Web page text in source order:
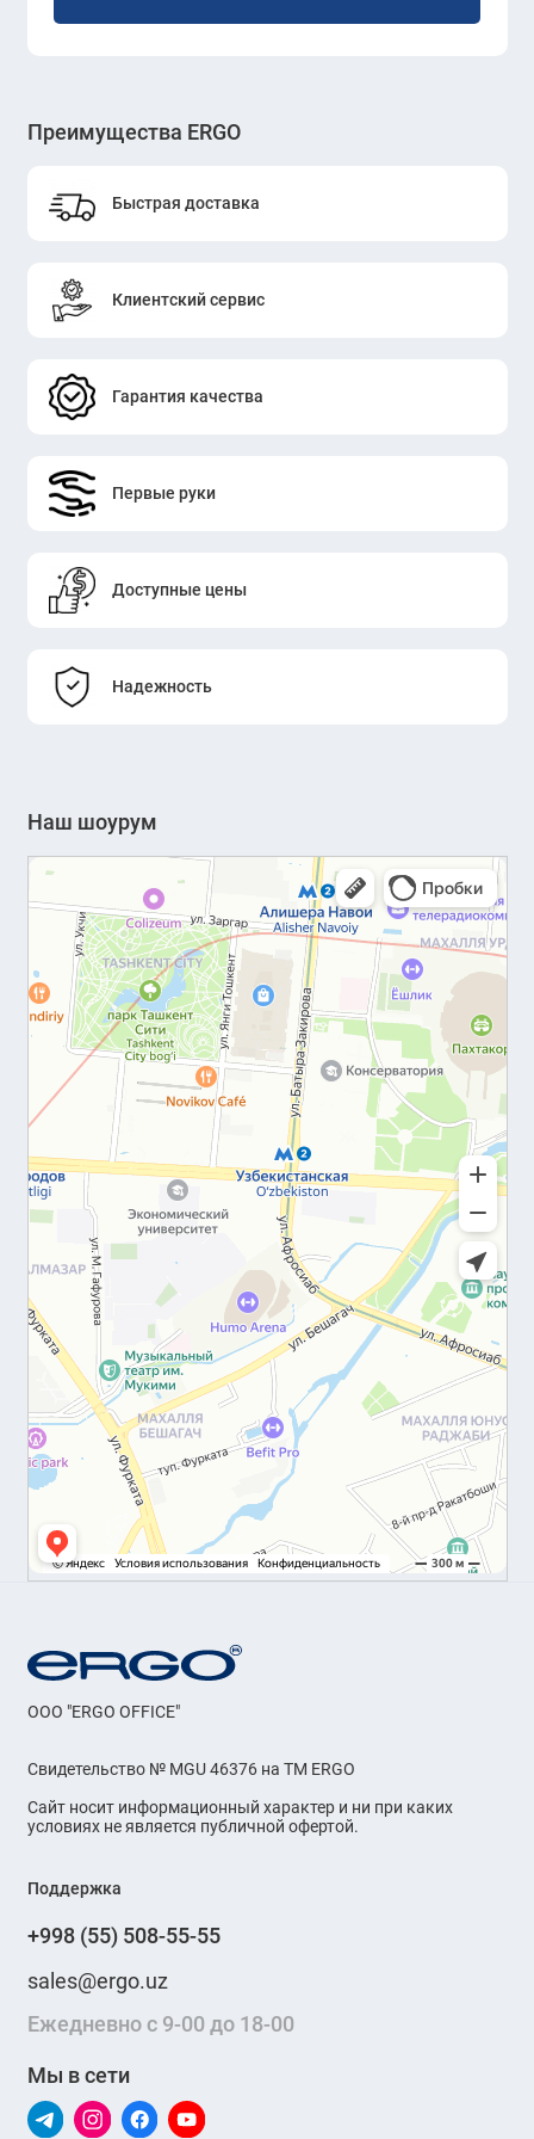
кресло для ежедневного использования.
имеющиеся в наличии на момент оформления
Преимущества ERGO
Быстрая доставка
Клиентский сервис
Гарантия качества
Первые руки
Доступные цены
Надежность
Наш шоурум
OOO "ERGO OFFICE"
Свидетельство № MGU 46376 на ТМ ERGO
Сайт носит информационный характер и ни при каких
условиях не является публичной офертой.
Поддержка
+998 (55) 508-55-55
sales@ergo.uz
Ежедневно с 9-00 до 18-00
Мы в сети